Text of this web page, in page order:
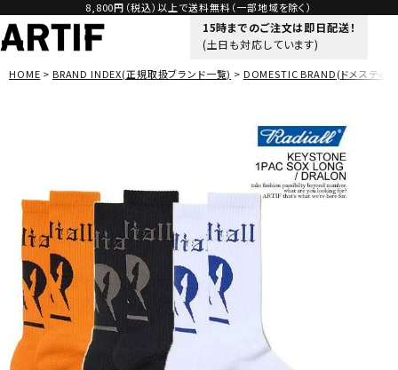
8,800円（税込）以上で送料無料（一部地域を除く）
15時までのご注文は即日配送！
(土日も対応しています)
HOME BRAND INDEX(正規取扱ブランド一覧) DOMESTIC BRAND(ドメスティッ